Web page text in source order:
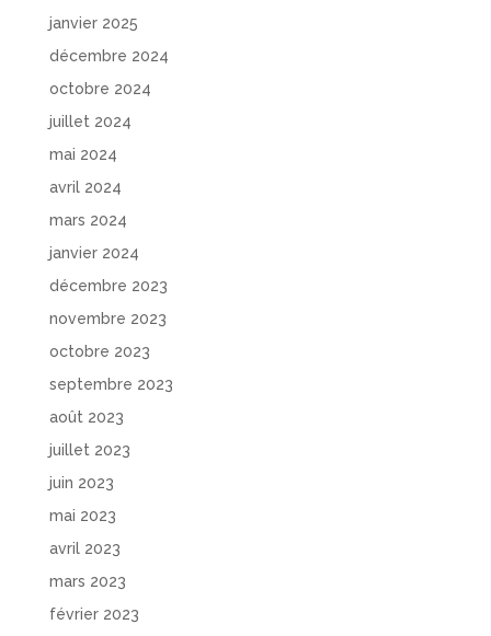
janvier 2025
décembre 2024
octobre 2024
juillet 2024
mai 2024
avril 2024
mars 2024
janvier 2024
décembre 2023
novembre 2023
octobre 2023
septembre 2023
août 2023
juillet 2023
juin 2023
mai 2023
avril 2023
mars 2023
février 2023